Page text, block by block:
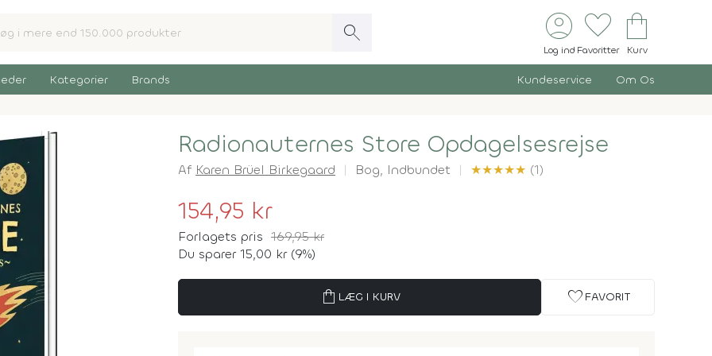
search account_circle
Log ind
favorite
Favoritter
shopping_bag
Kurv
Kategorier Brands Kundeservice Om Os
Radionauternes Store Opdagelsesrejse
Af Karen Brüel Birkegaard Bog, Indbundet ★★★★★ (1)
154,95 kr
Forlagets pris 169,95 kr
Du sparer 15,00 kr (9%)
shopping_bag LÆG I KURV favorite FAVORIT